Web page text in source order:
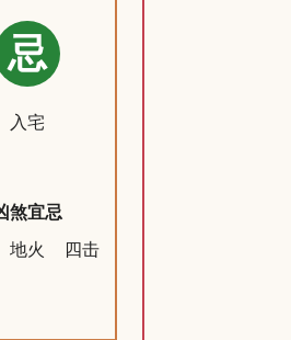
忌
入宅
煞宜忌
地火
四击